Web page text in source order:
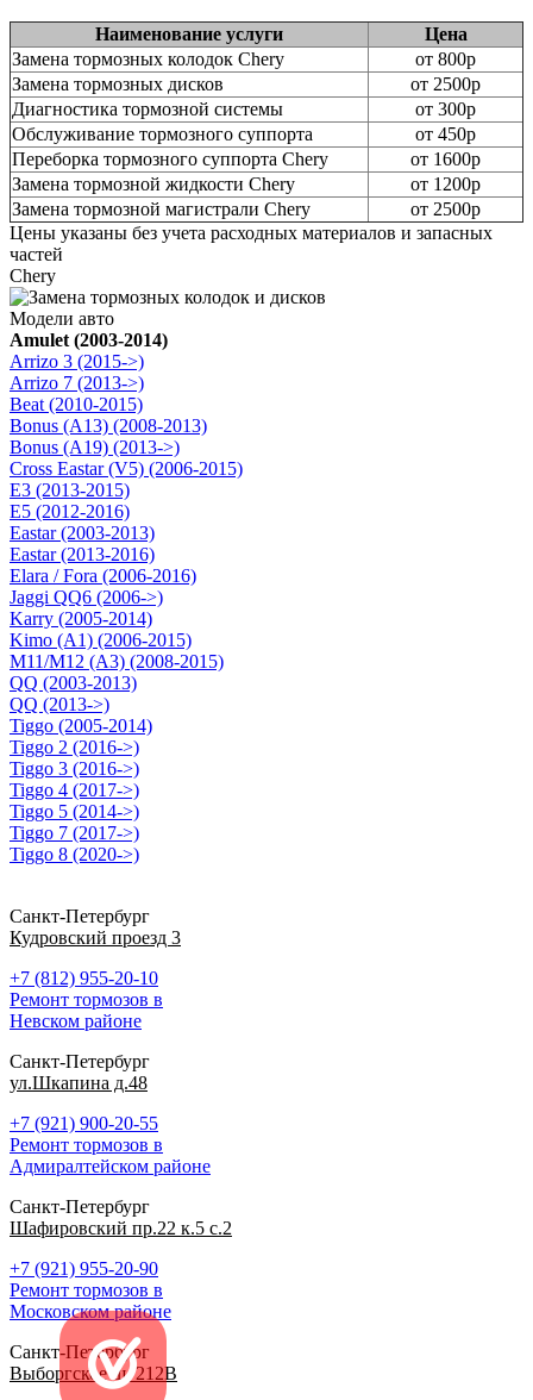
Наименование услуги
Цена
Замена тормозных колодок Chery
от 800р
Замена тормозных дисков
от 2500р
Диагностика тормозной системы
от 300р
Обслуживание тормозного суппорта
от 450р
Переборка тормозного суппорта Chery
от 1600р
Замена тормозной жидкости Chery
от 1200р
Замена тормозной магистрали Chery
от 2500р
Цены указаны без учета расходных материалов и запасных
частей
Chery
Модели авто
Amulet (2003-2014)
Arrizo 3 (2015->)
Arrizo 7 (2013->)
Beat (2010-2015)
Bonus (A13) (2008-2013)
Bonus (A19) (2013->)
Cross Eastar (V5) (2006-2015)
E3 (2013-2015)
E5 (2012-2016)
Eastar (2003-2013)
Eastar (2013-2016)
Elara / Fora (2006-2016)
Jaggi QQ6 (2006->)
Karry (2005-2014)
Kimo (A1) (2006-2015)
M11/M12 (A3) (2008-2015)
QQ (2003-2013)
QQ (2013->)
Tiggo (2005-2014)
Tiggo 2 (2016->)
Tiggo 3 (2016->)
Tiggo 4 (2017->)
Tiggo 5 (2014->)
Tiggo 7 (2017->)
Tiggo 8 (2020->)
Санкт-Петербург
Кудровский проезд 3
+7 (812) 955-20-10
Ремонт тормозов в
Невском районе
Санкт-Петербург
ул.Шкапина д.48
+7 (921) 900-20-55
Ремонт тормозов в
Адмиралтейском районе
Санкт-Петербург
Шафировский пр.22 к.5 с.2
+7 (921) 955-20-90
Ремонт тормозов в
Московском районе
Санкт-Петербург
Выборгское ш. 212В